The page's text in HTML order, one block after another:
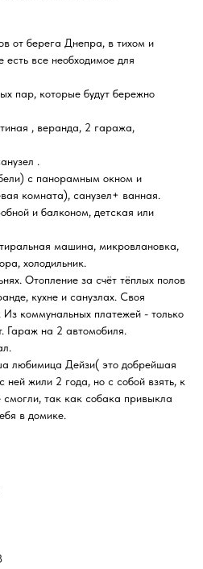
от берега Днепра, в тихом и
все необходимое для
пар, которые будут бережно
, веранда, 2 гаража,
.
с панорамным окном и
комната), санузел+ ванная.
и балконом, детская или
машина, микровлановка,
холодильник.
Отопление за счёт тёплых полов
кухне и санузлах. Своя
Из коммунальных платежей - только
Гараж на 2 автомобиля.
любимица Дейзи( это добрейшая
жили 2 года, но с собой взять, к
так как собака привыкла
в домике.